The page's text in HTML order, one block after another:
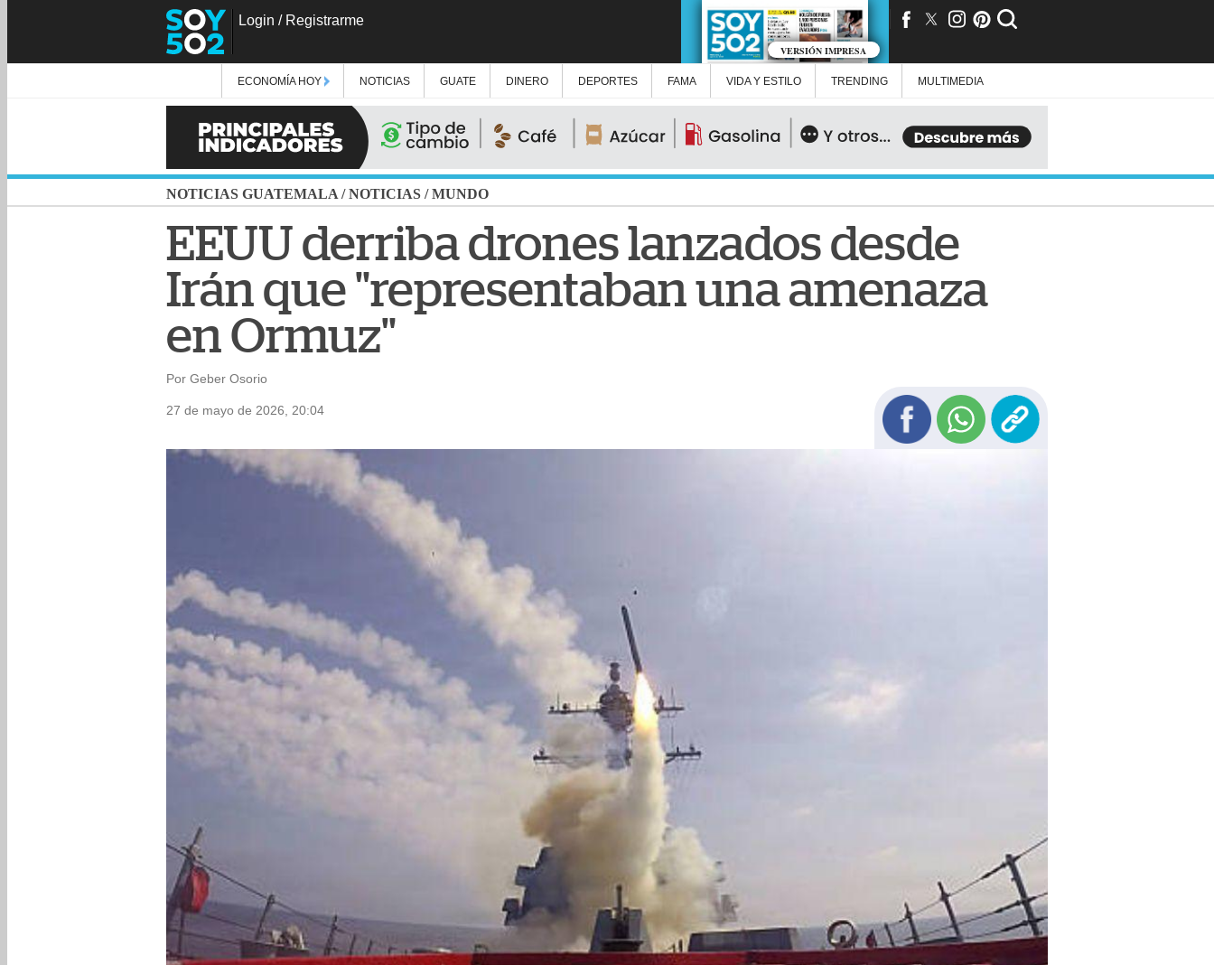
Login / Registrarme
VERSIÓN IMPRESA
ECONOMÍA HOY NOTICIAS GUATE DINERO DEPORTES FAMA VIDA Y ESTILO TRENDING MULTIMEDIA
NOTICIAS GUATEMALA /NOTICIAS /MUNDO
EEUU derriba drones lanzados desde
Irán que "representaban una amenaza
en Ormuz"
Por Geber Osorio
27 de mayo de 2026, 20:04